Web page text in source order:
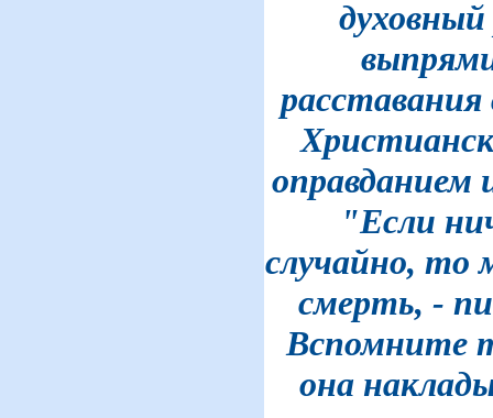
оправданием
"Если
случайно, то
смерть, -
Вспомните
она